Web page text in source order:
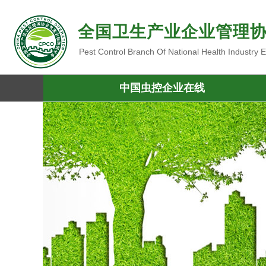
全国卫生产业企业管理
Pest Control Branch Of National Health Industry
中国虫控企业在线